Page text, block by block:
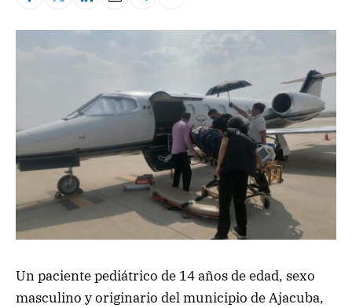
Un paciente pediátrico de 14 años de edad, sexo
masculino y originario del municipio de Ajacuba,